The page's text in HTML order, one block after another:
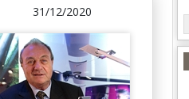
31/12/2020